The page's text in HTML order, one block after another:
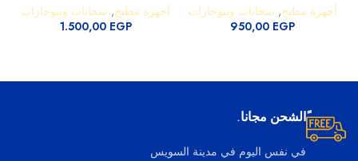
أجهزة مطبخ, سخانات وبتوجازات
950,00 EGP
أجهزة مطبخ, سخانات وبتوجازات
1.500,00 EGP
ًالشحن مجانا.
في نفس اليوم في مدينة السويس